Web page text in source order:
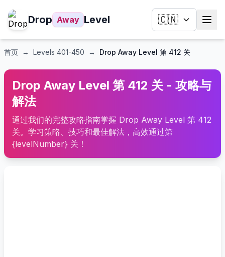
Drop Away Level 🇨🇳
首页 → Levels 401-450 → Drop Away Level 第 412 关
Drop Away Level 第 412 关 - 攻略与
解法
通过我们的完整攻略指南掌握 Drop Away Level 第 412
关。学习策略、技巧和最佳解法，高效通过第
{levelNumber} 关！